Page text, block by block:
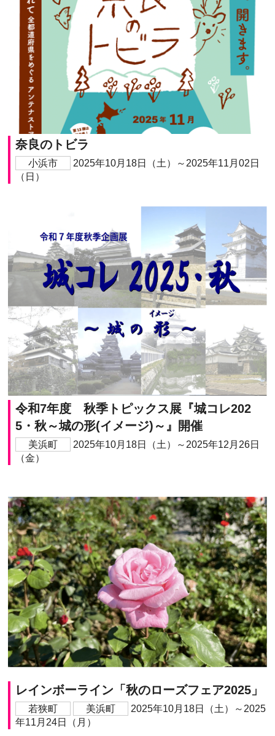
奈良のトビラ
小浜市
2025年10月18日（土）～2025年11月02日
（日）
令和7年度 秋季トピックス展『城コレ202
5・秋～城の形(イメージ)～』開催
美浜町
2025年10月18日（土）～2025年12月26日
（金）
レインボーライン「秋のローズフェア2025」
若狭町 美浜町
2025年10月18日（土）～2025
年11月24日（月）